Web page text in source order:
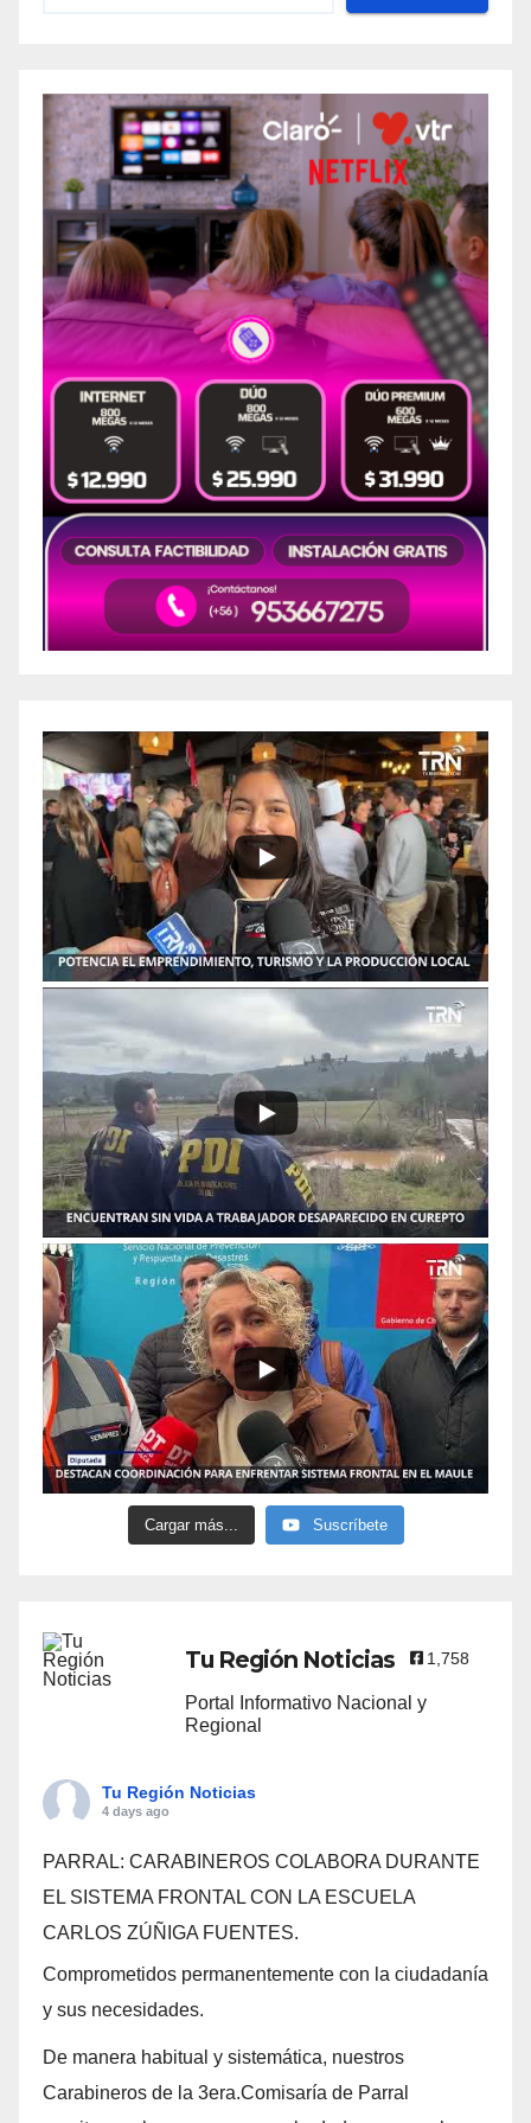
Cargar más... Suscríbete
Tu Región Noticias 1,758
Portal Informativo Nacional y
Regional
Tu Región Noticias
4 days ago
PARRAL: CARABINEROS COLABORA DURANTE
EL SISTEMA FRONTAL CON LA ESCUELA
CARLOS ZÚÑIGA FUENTES.
Comprometidos permanentemente con la ciudadanía
y sus necesidades.
De manera habitual y sistemática, nuestros
Carabineros de la 3era.Comisaría de Parral